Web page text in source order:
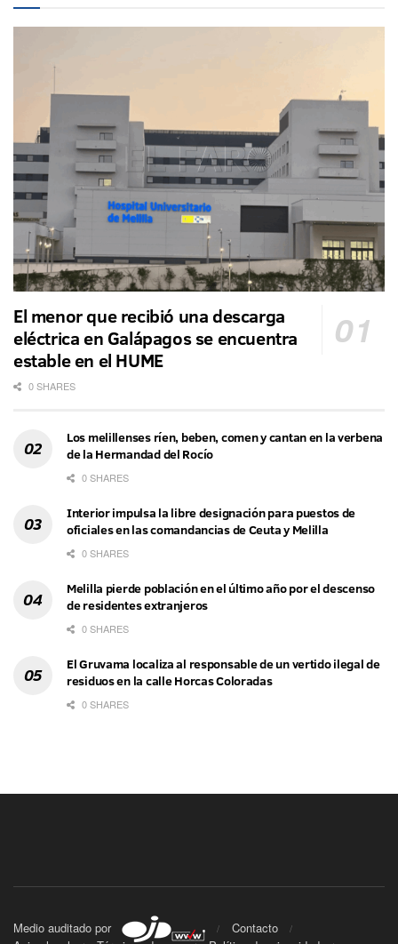
El menor que recibió una descarga
eléctrica en Galápagos se encuentra
estable en el HUME
0 SHARES
Los melillenses ríen, beben, comen y cantan en la verbena
de la Hermandad del Rocío
0 SHARES
Interior impulsa la libre designación para puestos de
oficiales en las comandancias de Ceuta y Melilla
0 SHARES
Melilla pierde población en el último año por el descenso
de residentes extranjeros
0 SHARES
El Gruvama localiza al responsable de un vertido ilegal de
residuos en la calle Horcas Coloradas
0 SHARES
Medio auditado por
Contacto